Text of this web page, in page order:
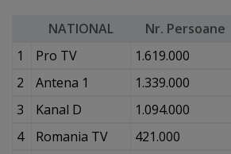
NATIONAL Nr. Persoane
1
Pro TV 1.619.000
2
Antena 1 1.339.000
3
Kanal D 1.094.000
4
Romania TV 421.000